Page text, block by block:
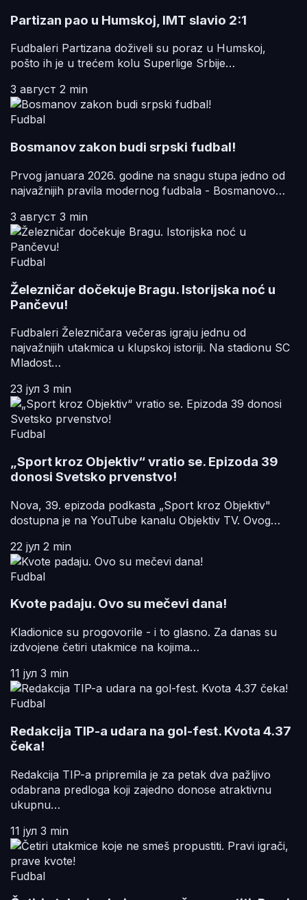
Partizan pao u Humskoj, IMT slavio 2:1
Fudbaleri Partizana doživeli su poraz u Humskoj,
pošto ih je u trećem kolu Superlige Srbije…
3 август 2 min
Fudbal
Bosmanov zakon budi srpski fudbal!
Prvog januara 2026. godine na snagu stupa jedno od
najvažnijih pravila modernog fudbala - Bosmanovo…
3 август 3 min
Fudbal
Železničar dočekuje Bragu. Istorijska noć u
Pančevu!
Fudbaleri Železničara večeras igraju jednu od
najvažnijih utakmica u klupskoj istoriji. Na stadionu SC
Mladost…
23 јул 3 min
Fudbal
„Sport kroz Objektiv“ vratio se. Epizoda 39
donosi Svetsko prvenstvo!
Nova, 39. epizoda podkasta „Sport kroz Objektiv"
dostupna je na YouTube kanalu Objektiv TV. Ovog…
22 јул 2 min
Fudbal
Kvote padaju. Ovo su mečevi dana!
Kladionice su progovorile - i to glasno. Za danas su
izdvojene četiri utakmice na kojima…
11 јул 3 min
Fudbal
Redakcija TIP-a udara na gol-fest. Kvota 4.37
čeka!
Redakcija TIP-a pripremila je za petak dva pažljivo
odabrana predloga koji zajedno donose atraktivnu
ukupnu…
11 јул 3 min
Fudbal